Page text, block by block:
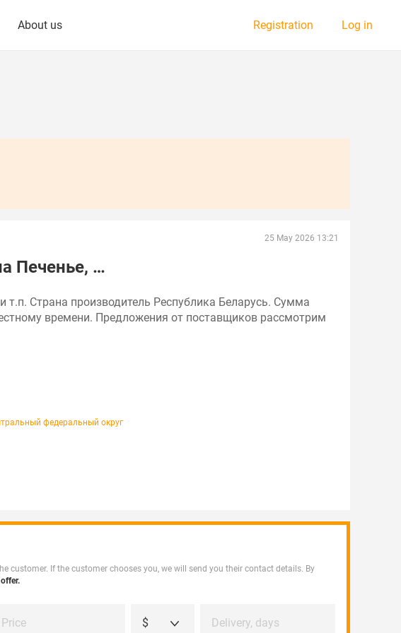
About us Registration Log in
25 May 2026 13:21
Печенье, …
т.п. Страна производитель Республика Беларусь. Сумма
времени. Предложения от поставщиков рассмотрим
федеральный округ
customer. If the customer chooses you, we will send you their contact details. By
Price $ Delivery, days